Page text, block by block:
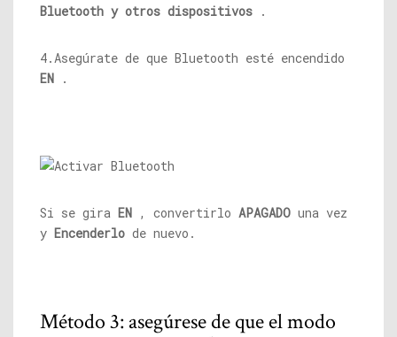
Bluetooth y otros dispositivos .
4.Asegúrate de que Bluetooth esté encendido
EN .
Si se gira EN , convertirlo APAGADO una vez
y Encenderlo de nuevo.
Método 3: asegúrese de que el modo